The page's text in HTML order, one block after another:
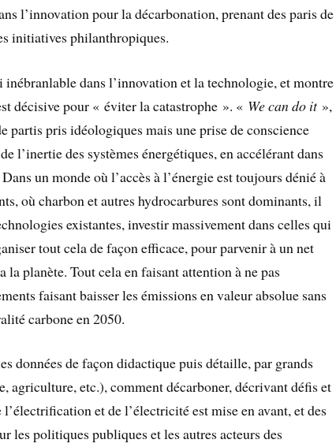
l’innovation pour la décarbonation, prenant des paris de
initiatives philanthropiques.
dans l’innovation et la technologie, et montre
décisive pour « éviter la catastrophe ». « We can do it»,
partis pris idéologiques mais une prise de conscience
l’inertie des systèmes énergétiques, en accélérant dans
un monde où l’accès à l’énergie est toujours dénié à
où charbon et autres hydrocarbures sont dominants, il
existantes, investir massivement dans celles qui
tout cela de façon efficace, pour parvenir à un net
la planète. Tout cela en faisant attention à ne pas
faisant baisser les émissions en valeur absolue sans
carbone en 2050.
données de façon didactique puis détaille, par grands
agriculture, etc.), comment décarboner, décrivant défis et
et de l’électricité est mise en avant, et des
les politiques publiques et les autres acteurs des